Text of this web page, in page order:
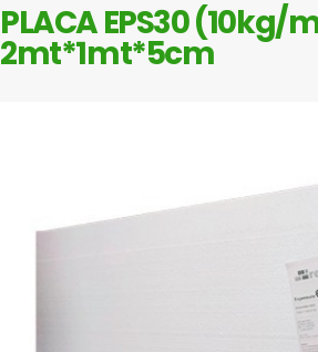
PLACA EPS30 (10kg/
2mt*1mt*5cm